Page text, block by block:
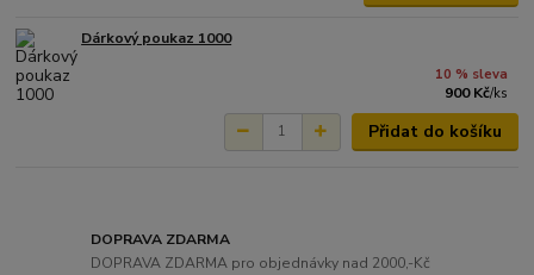
Dárkový poukaz 1000
10 % sleva
900 Kč/ks
Přidat do košíku
DOPRAVA ZDARMA
DOPRAVA ZDARMA pro objednávky nad 2000,-Kč